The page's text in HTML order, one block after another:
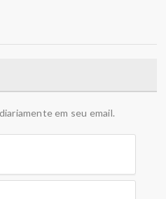
em seu email.